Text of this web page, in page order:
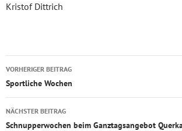
Kristof Dittrich
Beitragsnavigation
VORHERIGER BEITRAG
Sportliche Wochen
NÄCHSTER BEITRAG
Schnupperwochen beim Ganztagsangebot